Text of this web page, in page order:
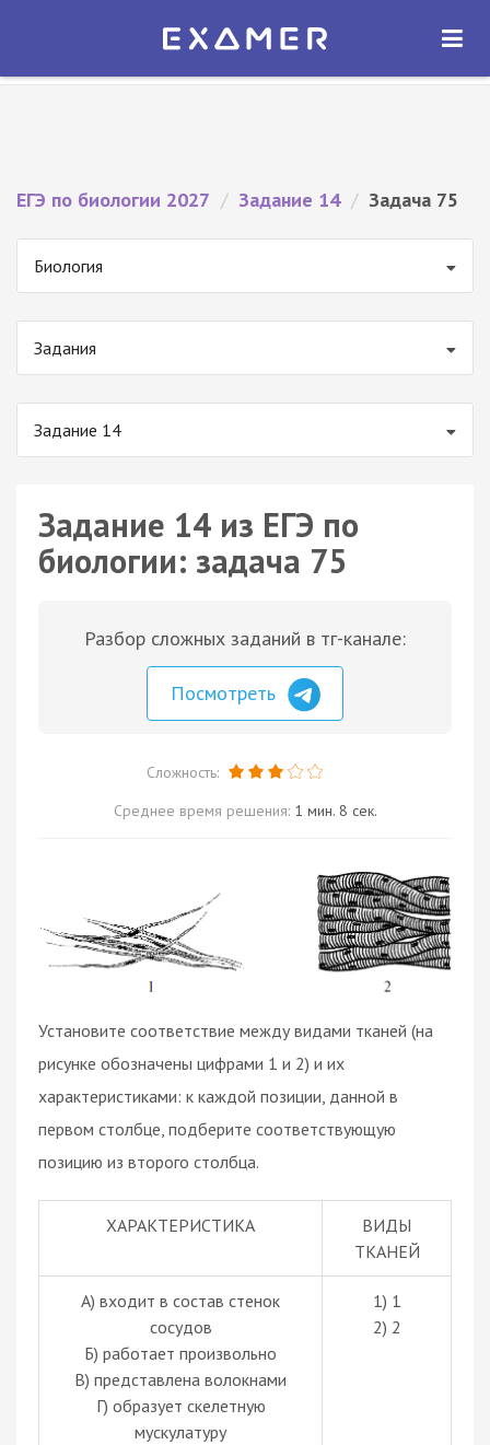
Экзамер — ЕГЭ 2027
ОТКРЫТЬ
ЕГЭ по биологии 2027 / Задание 14 / Задача 75
Биология
Задания
Задание 14
Задание 14 из ЕГЭ по
биологии: задача 75
Разбор сложных заданий в тг-канале:
Посмотреть
Сложность:
Среднее время решения: 1 мин. 8 сек.
Установите соответствие между видами тканей (на
рисунке обозначены цифрами 1 и 2) и их
характеристиками: к каждой позиции, данной в
первом столбце, подберите соответствующую
позицию из второго столбца.
ХАРАКТЕРИСТИКА
ВИДЫ
ТКАНЕЙ
А) входит в состав стенок
сосудов
Б) работает произвольно
В) представлена волокнами
Г) образует скелетную
мускулатуру
1) 1
2) 2